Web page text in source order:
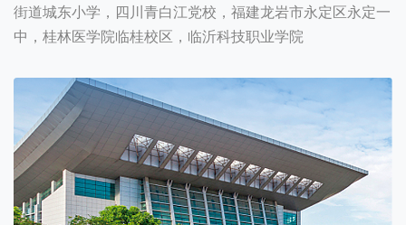
街道城东小学，四川青白江党校，福建龙岩市永定区永定一
中，桂林医学院临桂校区，临沂科技职业学院